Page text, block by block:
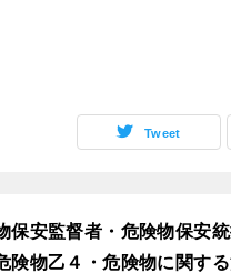
Tweet
保安監督者・危険物保安
険物乙４・危険物に関する